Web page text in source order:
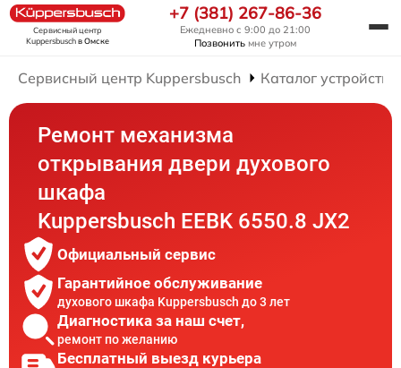
Сервисный центр
Kuppersbuschв Омске
+7 (381) 267-86-36
Ежедневно с 9:00 до 21:00
Позвонить мне утром
Сервисный центр Kuppersbusch Каталог устройств
Ремонт механизма
открывания двери духового
шкафа
Kuppersbusch EEBK 6550.8 JX2
Официальный сервис
Гарантийное обслуживание
духового шкафа Kuppersbusch до 3 лет
Диагностика за наш счет,
ремонт по желанию
Бесплатный выезд курьера